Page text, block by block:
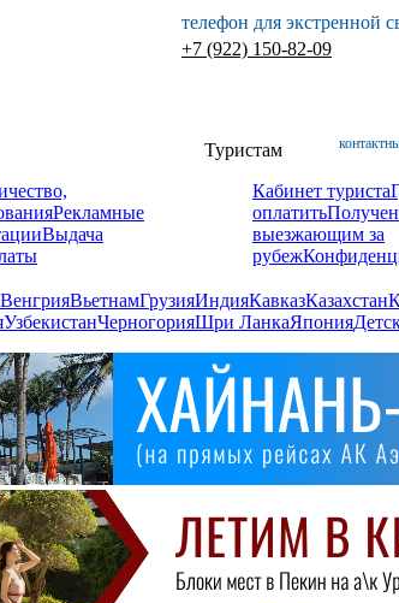
телефон для экстренной
+7 (922) 150-82-09
Рекламные
Выдача
Туристам
Кабинет туриста
оплатить
выезжающим за
рубеж
ВенгрияВьетнамГрузияИндияКавказКазахстан
УзбекистанЧерногорияШри ЛанкаЯпония